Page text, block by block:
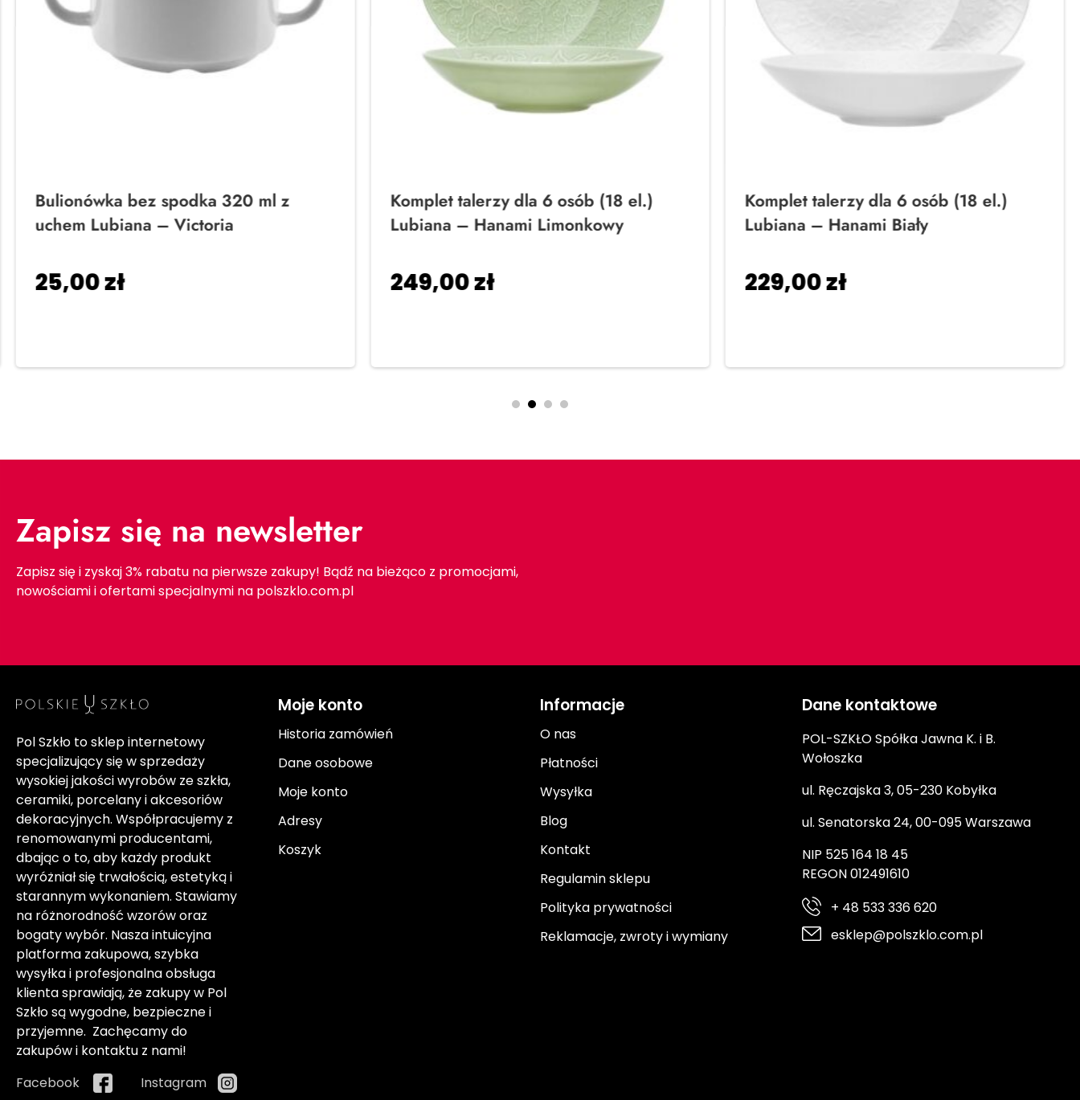
Bulionówka bez spodka 320 ml z
uchem Lubiana – Victoria
25,00zł
Komplet talerzy dla 6 osób (18 el.)
Lubiana – Hanami Limonkowy
249,00zł
Komplet talerzy dla 6 osób (18 el.)
Lubiana – Hanami Biały
229,00zł
Zapisz się na newsletter
Zapisz się i zyskaj 3% rabatu na pierwsze zakupy! Bądź na bieżąco z promocjami,
nowościami i ofertami specjalnymi na polszklo.com.pl
Pol Szkło to sklep internetowy
specjalizujący się w sprzedaży
wysokiej jakości wyrobów ze szkła,
ceramiki, porcelany i akcesoriów
dekoracyjnych. Współpracujemy z
renomowanymi producentami,
dbając o to, aby każdy produkt
wyróżniał się trwałością, estetyką i
starannym wykonaniem. Stawiamy
na różnorodność wzorów oraz
bogaty wybór. Nasza intuicyjna
platforma zakupowa, szybka
wysyłka i profesjonalna obsługa
klienta sprawiają, że zakupy w Pol
Szkło są wygodne, bezpieczne i
przyjemne. Zachęcamy do
zakupów i kontaktu z nami!
Facebook
Instagram
Moje konto
Historia zamówień
Dane osobowe
Moje konto
Adresy
Koszyk
Informacje
O nas
Płatności
Wysyłka
Blog
Kontakt
Regulamin sklepu
Polityka prywatności
Reklamacje, zwroty i wymiany
Dane kontaktowe
POL-SZKŁO Spółka Jawna K. i B.
Wołoszka
ul. Ręczajska 3, 05-230 Kobyłka
ul. Senatorska 24, 00-095 Warszawa
NIP 525 164 18 45
REGON 012491610
+ 48 533 336 620
esklep@polszklo.com.pl